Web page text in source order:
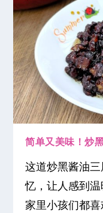
简单又美味！炒
这道炒黑酱油
忆，让人感到
家里小孩们都